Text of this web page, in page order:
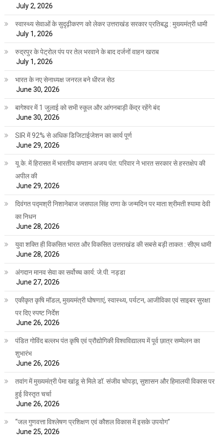
July 2, 2026
स्वास्थ्य सेवाओं के सुदृढ़ीकरण को लेकर उत्तराखंड सरकार प्रतिबद्ध : मुख्यमंत्री धामी
July 1, 2026
रुद्रपुर के पेट्रोल पंप पर तेल भरवाने के बाद दर्जनों वाहन खराब
July 1, 2026
भारत के नए सेनाध्यक्ष जनरल बने धीरज सेठ
June 30, 2026
बागेश्वर में 1 जुलाई को सभी स्कूल और आंगनबाड़ी केंद्र रहेंगे बंद
June 30, 2026
SIR में 92% से अधिक डिजिटाईजेशन का कार्य पूर्ण
June 29, 2026
यू.के. में हिरासत में भारतीय कप्तान अजय पंत: परिवार ने भारत सरकार से हस्तक्षेप की
अपील की
June 29, 2026
दिवंगत पद्मश्री निशानेबाज जसपाल सिंह राणा के जन्मदिन पर माता श्रीमती श्यामा देवी
का निधन
June 28, 2026
युवा शक्ति ही विकसित भारत और विकसित उत्तराखंड की सबसे बड़ी ताकत : सीएम धामी
June 28, 2026
अंगदान मानव सेवा का सर्वोच्च कार्य: जे.पी. नड्डा
June 27, 2026
एकीकृत कृषि मॉडल, मुख्यमंत्री घोषणाएं, स्वास्थ्य, पर्यटन, आजीविका एवं साइबर सुरक्षा
पर दिए स्पष्ट निर्देश
June 26, 2026
पंडित गोविंद बल्लभ पंत कृषि एवं प्रौद्योगिकी विश्वविद्यालय में पूर्व छात्र सम्मेलन का
शुभारंभ
June 26, 2026
तवांग में मुख्यमंत्री पेमा खांडू से मिले डॉ. संजीव चोपड़ा, सुशासन और हिमालयी विकास पर
हुई विस्तृत चर्चा
June 26, 2026
“जल गुणवत्ता विश्लेषण प्रशिक्षण एवं कौशल विकास में इसके उपयोग”
June 25, 2026